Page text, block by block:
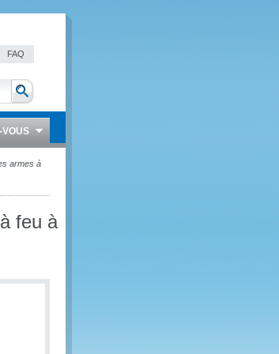
FAQ
VOUS
armes à
feu à